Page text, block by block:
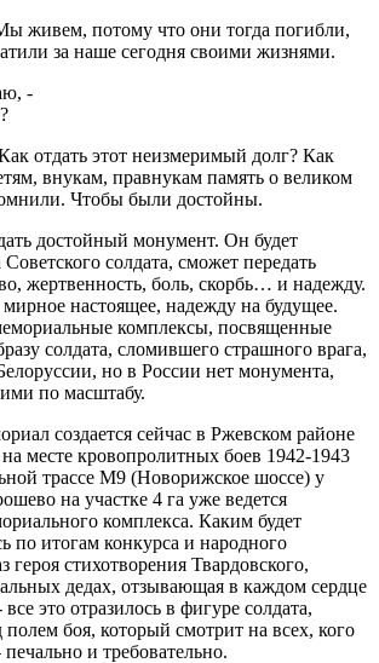
живем, потому что они тогда погибли,
за наше сегодня своими жизнями.
-
отдать этот неизмеримый долг? Как
внукам, правнукам память о великом
Чтобы были достойны.
достойный монумент. Он будет
солдата, сможет передать
жертвенность, боль, скорбь… и надежду.
настоящее, надежду на будущее.
комплексы, посвященные
солдата, сломившего страшного врага,
но в России нет монумента,
по масштабу.
создается сейчас в Ржевском районе
месте кровопролитных боев 1942-1943
трассе М9 (Новорижское шоссе) у
на участке 4 га уже ведется
комплекса. Каким будет
по итогам конкурса и народного
героя стихотворения Твардовского,
дедах, отзывающая в каждом сердце
это отразилось в фигуре солдата,
полем боя, который смотрит на всех, кого
и требовательно.